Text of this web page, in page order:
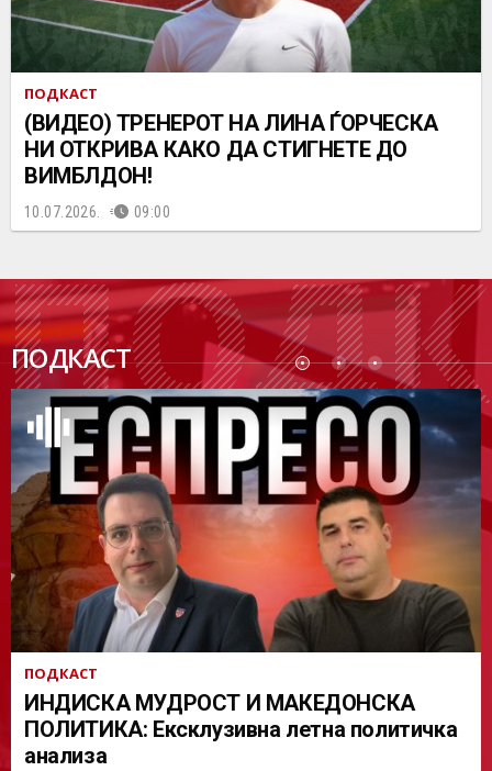
ПОДКАСТ
(ВИДЕО) ТРЕНЕРОТ НА ЛИНА ЃОРЧЕСКА
НИ ОТКРИВА КАКО ДА СТИГНЕТЕ ДО
ВИМБЛДОН!
10.07.2026. 09:00
ПОДКАСТ
ПОДК
АСТ
ПОДКАСТ
ИНДИСКА МУДРОСТ И МАКЕДОНСКА
ПОЛИТИКА: Ексклузивна летна политичка
анализа